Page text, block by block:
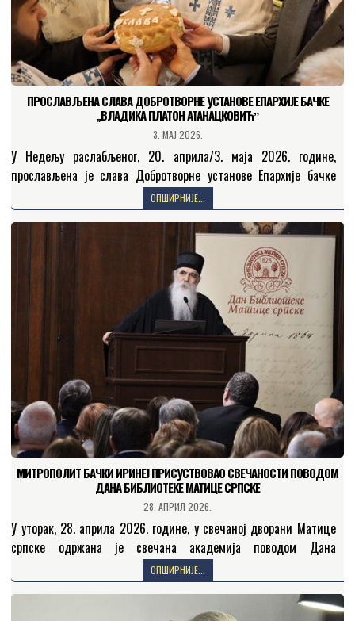
ПРОСЛАВЉЕНА СЛАВА ДОБРОТВОРНЕ УСТАНОВЕ ЕПАРХИЈЕ БАЧКЕ
„ВЛАДИКА ПЛАТОН АТАНАЦКОВИЋˮ
3. МАЈ 2026.
У Недељу раслабљеног, 20. априла/3. маја 2026. године,
прослављена је слава Добротворне установе Епархије бачке
„Владика Платон Атанацковићˮ – празник светог Николаја
Жичког. У Саборном…
ОПШИРНИЈЕ...
МИТРОПОЛИТ БАЧКИ ИРИНЕЈ ПРИСУСТВОВАО СВЕЧАНОСТИ ПОВОДОМ
ДАНА БИБЛИОТЕКЕ МАТИЦЕ СРПСКЕ
28. АПРИЛ 2026.
У уторак, 28. априла 2026. године, у свечаној дворани Матице
српске одржана је свечана академија поводом Дана
Библиотеке Матице српске. На почетку свечаног програма
приказан…
ОПШИРНИЈЕ...